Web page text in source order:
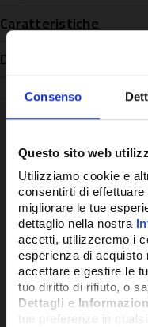
Consenso
Questo sito web
Utilizziamo cookie e
consentirti di
migliorare le tue
dettaglio nella nostra
accetti, utilizzeremo i
esperienza di acquisto
accettare e gestire le
tuo diritto di rifiuto, o
Dettagli e
tue preferenze in
Caratteristiche
Disponibilità
Potrebbe
PROMO